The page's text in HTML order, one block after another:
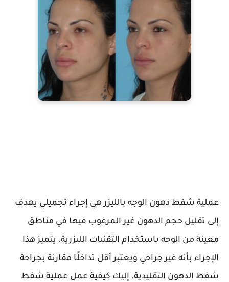
عملية شفط دهون الوجه بالليزر هي إجراء تجميلي يهدف
إلى تقليل حجم الدهون غير المرغوب فيها في مناطق
معينة من الوجه باستخدام التقنيات الليزرية. يتميز هذا
الإجراء بأنه غير جراحي ويعتبر أقل تداخلًا مقارنة بجراحة
شفط الدهون التقليدية. إليك كيفية عمل عملية شفط